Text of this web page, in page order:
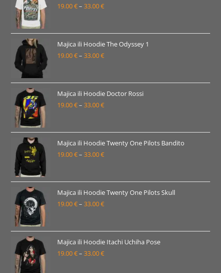
do
19.00€– 33.00€Raspon
od
19.00 €
do
Majica ili Hoodie The Odyssey 1
19.00€– 33.00€Raspon
od
19.00 €
do
Majica ili Hoodie Doctor Rossi
19.00€– 33.00€Raspon
od
19.00 €
do
Majica ili Hoodie Twenty One Pilots Bandito
19.00€– 33.00€Raspon
od
19.00 €
do
Majica ili Hoodie Twenty One Pilots Skull
19.00€– 33.00€Raspon
od
19.00 €
do
Majica ili Hoodie Itachi Uchiha Pose
19.00€– 33.00€Raspon